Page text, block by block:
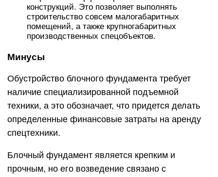
конструкций. Это позволяет выполнять
строительство совсем малогабаритных
помещений, а также крупногабаритных
производственных спецобъектов.
Минусы
Обустройство блочного фундамента требует
наличие специализированной подъемной
техники, а это обозначает, что придется делать
определенные финансовые затраты на аренду
спецтехники.
Блочный фундамент является крепким и
прочным, но его возведение связано с